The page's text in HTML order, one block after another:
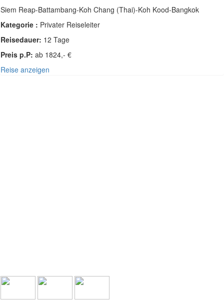
Siem Reap-Battambang-Koh Chang (Thai)-Koh Kood-Bangkok
Kategorie : Privater Reiseleiter
Reisedauer: 12 Tage
Preis p.P: ab 1824,- €
Reise anzeigen